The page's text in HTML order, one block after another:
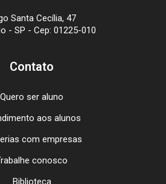
Santa Cecília, 47
- SP - Cep: 01225-010
Contato
Quero ser aluno
aos alunos
com empresas
conosco
Biblioteca